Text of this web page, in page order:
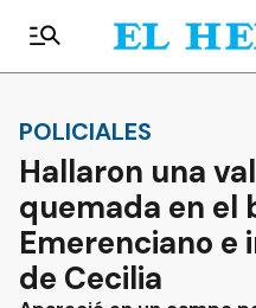
POLICIALES
Hallaron una
quemada en el
Emerenciano e
de Cecilia